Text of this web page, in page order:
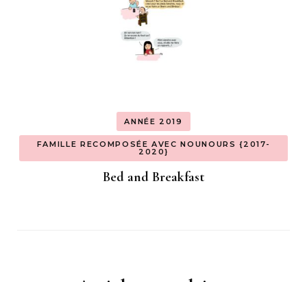
ANNÉE 2019
FAMILLE RECOMPOSÉE AVEC NOUNOURS {2017-
2020}
Bed and Breakfast